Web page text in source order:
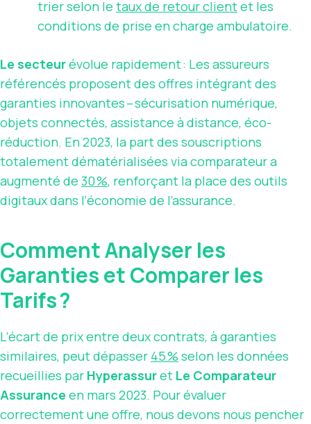
trier selon le taux de retour clientet les
conditions de prise en charge ambulatoire.
Le secteurévolue rapidement : Les assureurs
référencés proposent des offres intégrant des
garanties innovantes – sécurisation numérique,
objets connectés, assistance à distance, éco-
réduction. En 2023, la part des souscriptions
totalement dématérialisées via comparateur a
augmenté de 30 %, renforçant la place des outils
digitaux dans l’économie de l’assurance.
Comment Analyser les
Garanties et Comparer les
Tarifs ?
L’écart de prix entre deux contrats, à garanties
similaires, peut dépasser 45 % selon les données
recueillies par Hyperassuret Le Comparateur
Assurance en mars 2023. Pour évaluer
correctement une offre, nous devons nous pencher